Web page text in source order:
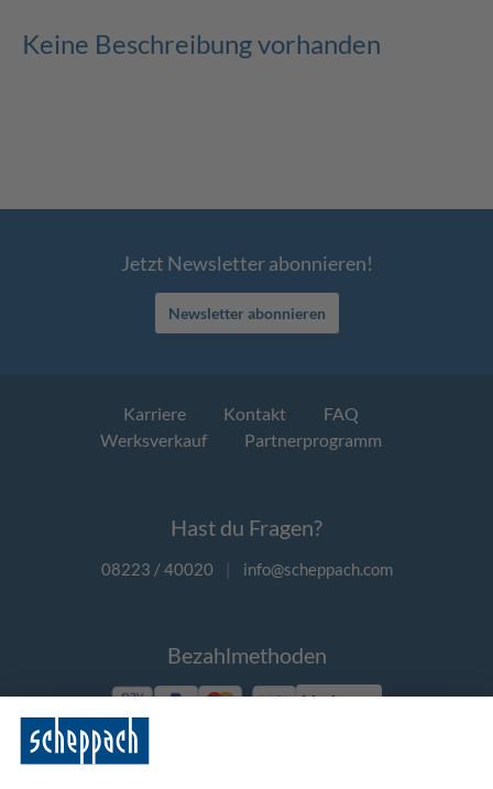
Keine Beschreibung vorhanden
Jetzt Newsletter abonnieren!
Newsletter abonnieren
Karriere Kontakt
FAQ
Werksverkauf
Partnerprogramm
Hast du Fragen?
08223 / 40020 | info@scheppach.com
Bezahlmethoden
Vorkasse